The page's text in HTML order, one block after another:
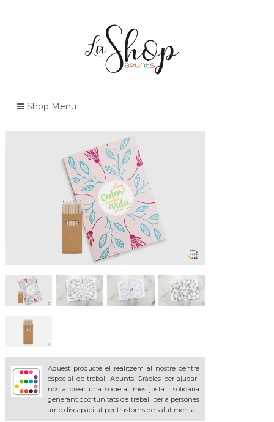
Shop Menu
Aquest producte el realitzem al nostre centre
especial de treball Apunts. Gràcies per ajudar-
nos a crear una societat més justa i solidària
generant oportunitats de treball per a persones
amb discapacitat per trastorns de salut mental.